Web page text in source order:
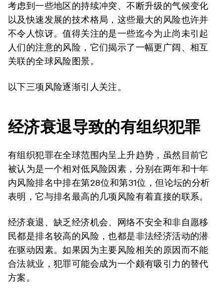
考虑到一些地区的持续冲突、不断升级的气候变化
以及快速发展的技术格局，这些最大的风险也许并
不令人惊讶。值得关注的是一些迄今为止尚未引起
人们的注意的风险，它们揭示了一幅更广阔、相互
关联的全球风险图景。
以下三项风险逐渐引人关注。
经济衰退导致的有组织犯罪
有组织犯罪在全球范围内呈上升趋势，虽然目前它
被认为是一个相对低风险因素，分别在两年和十年
内风险排名中排在第28位和第31位，但论坛的分析
表明，它与排名最高的几项风险有着直接的联系。
经济衰退、缺乏经济机会、网络不安全和非自愿移
民都是排名较高的风险，也都是非法经济活动的潜
在驱动因素。如果因为主要风险相关的原因而不能
合法就业，犯罪可能会成为一个颇有吸引力的替代
方案。